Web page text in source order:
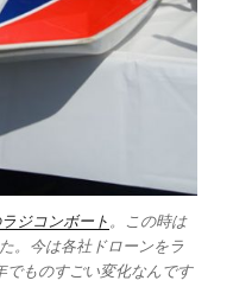
ジコンボート 。この時は
。今は各社ドローンをラ
でものすごい変化なんです